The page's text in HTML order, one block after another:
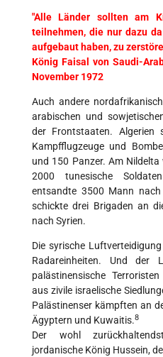
"Alle Länder sollten am
teilnehmen, die nur dazu
aufgebaut haben, zu
König Faisal von Saudi-
November 1972
Auch andere
arabischen und
der Frontstaaten. Algerien
Kampfflugzeuge und
und 150 Panzer. Am
2000 tunesische
entsandte 3500 Mann
schickte drei Brigaden an
nach Syrien.
Die syrische
Radareinheiten. Und
palästinensische
aus zivile israelische
Palästinenser kämpften an
Ägyptern und Kuwaitis.8
Der wohl
jordanische König Hussein,